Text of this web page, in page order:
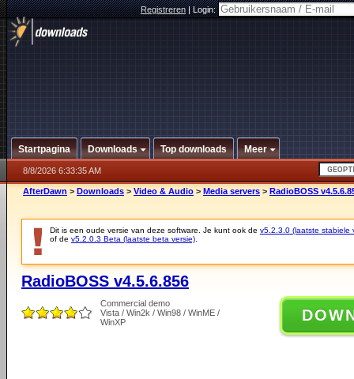
Registreren|Login:
Startpagina Downloads Top downloads Meer
8/8/2026 6:33:35 AM
AfterDawn > Downloads > Video & Audio > Media servers > RadioBOSS
Dit is een oude versie van deze software. Je kunt ook de v5.2.3.0 (laatste stabiele
of de v5.2.0.3 Beta (laatste beta versie)
RadioBOSS v4.5.6.856
Commercial demo
Vista / Win2k / Win98 / WinME /
WinXP